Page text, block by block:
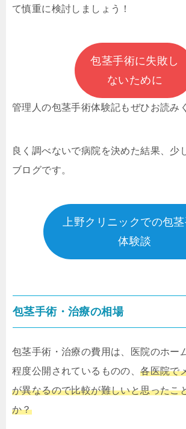
て慎重に検討しましょう！
包茎手術に失敗し
ないために
管理人の包茎手術体験記もぜひお読み
良く調べないで病院を決めた結果、少
ブログです。
上野クリニックでの包
体験談
包茎手術・治療の相場
包茎手術・治療の費用は、医院のホー
程度公開されているものの、各医院で
が異なるので比較が難しいと思ったこ
か？